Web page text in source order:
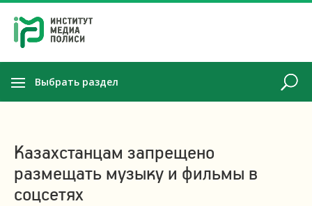
Выбрать раздел
Казахстанцам запрещено
размещать музыку и фильмы в
соцсетях